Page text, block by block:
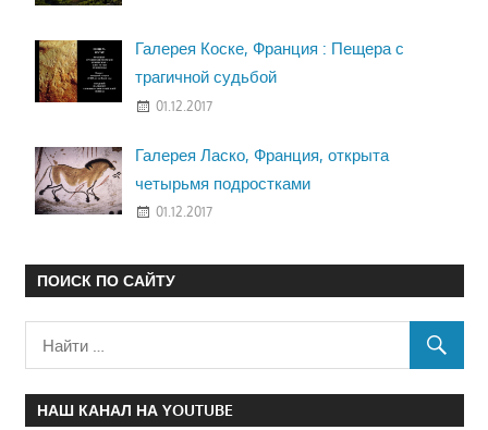
Галерея Коске, Франция : Пещера с
трагичной судьбой
01.12.2017
Галерея Ласко, Франция, открыта
четырьмя подростками
01.12.2017
ПОИСК ПО САЙТУ
НАШ КАНАЛ НА YOUTUBE